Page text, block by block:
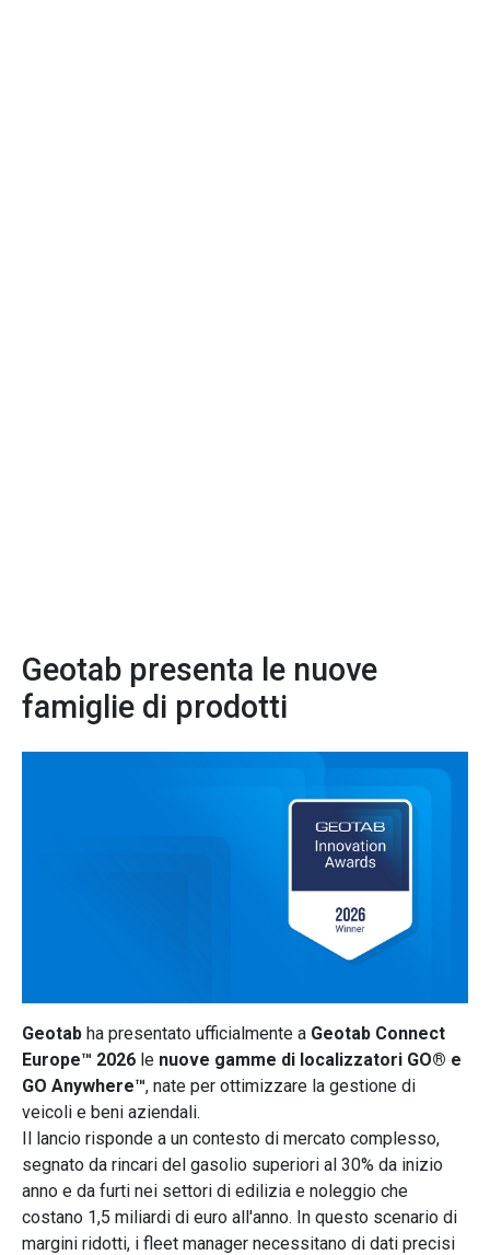
Geotab presenta le nuove
famiglie di prodotti
Geotab ha presentato ufficialmente a Geotab Connect
Europe™ 2026 le nuove gamme di localizzatori GO® e
GO Anywhere™, nate per ottimizzare la gestione di
veicoli e beni aziendali.
Il lancio risponde a un contesto di mercato complesso,
segnato da rincari del gasolio superiori al 30% da inizio
anno e da furti nei settori di edilizia e noleggio che
costano 1,5 miliardi di euro all'anno. In questo scenario di
margini ridotti, i fleet manager necessitano di dati precisi